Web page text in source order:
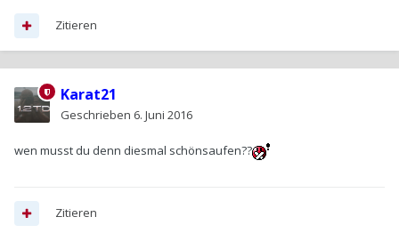
Zitieren
Karat21
Geschrieben 6. Juni 2016
wen musst du denn diesmal schönsaufen??
Zitieren